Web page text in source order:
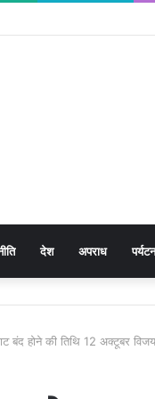
देश अपराध पर्यटन
बंद होने की तिथि 12 अक्टूबर